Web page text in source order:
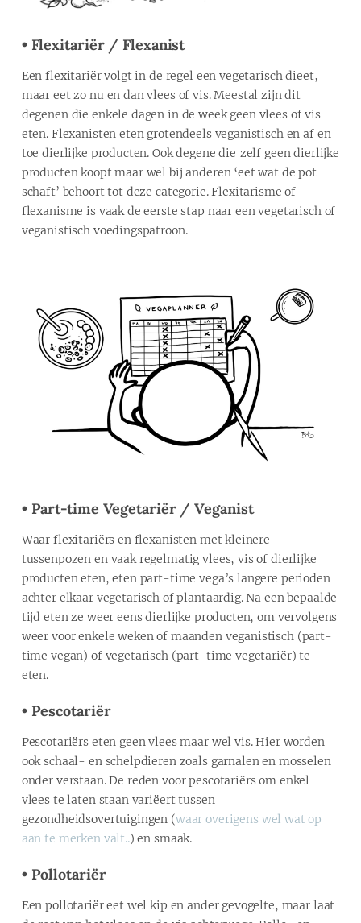
• Flexitariër / Flexanist
Een flexitariër volgt in de regel een vegetarisch dieet,
maar eet zo nu en dan vlees of vis. Meestal zijn dit
degenen die enkele dagen in de week geen vlees of vis
eten. Flexanisten eten grotendeels veganistisch en af en
toe dierlijke producten. Ook degene die zelf geen dierlijke
producten koopt maar wel bij anderen ‘eet wat de pot
schaft’ behoort tot deze categorie. Flexitarisme of
flexanisme is vaak de eerste stap naar een vegetarisch of
veganistisch voedingspatroon.
• Part-time Vegetariër / Veganist
Waar flexitariërs en flexanisten met kleinere
tussenpozen en vaak regelmatig vlees, vis of dierlijke
producten eten, eten part-time vega’s langere perioden
achter elkaar vegetarisch of plantaardig. Na een bepaalde
tijd eten ze weer eens dierlijke producten, om vervolgens
weer voor enkele weken of maanden veganistisch (part-
time vegan) of vegetarisch (part-time vegetariër) te
eten.
• Pescotariër
Pescotariërs eten geen vlees maar wel vis. Hier worden
ook schaal- en schelpdieren zoals garnalen en mosselen
onder verstaan. De reden voor pescotariërs om enkel
vlees te laten staan variëert tussen
gezondheidsovertuigingen (waar overigens wel wat op
aan te merken valt..) en smaak.
• Pollotariër
Een pollotariër eet wel kip en ander gevogelte, maar laat